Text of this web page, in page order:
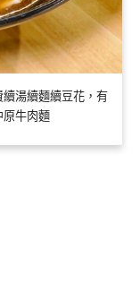
湯續麵續豆花，有
原牛肉麵